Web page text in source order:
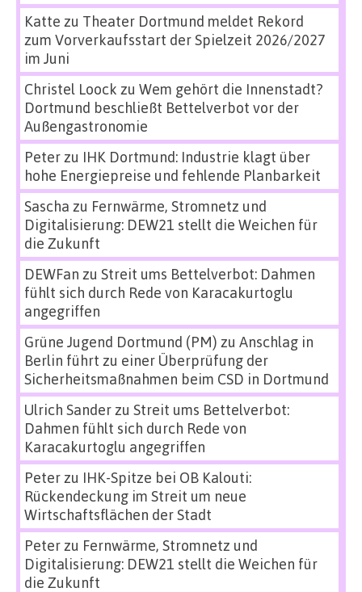
Katte zu Theater Dortmund meldet Rekord
zum Vorverkaufsstart der Spielzeit 2026/2027
im Juni
Christel Loock zu Wem gehört die Innenstadt?
Dortmund beschließt Bettelverbot vor der
Außengastronomie
Peterzu IHK Dortmund: Industrie klagt über
hohe Energiepreise und fehlende Planbarkeit
Sascha zu Fernwärme, Stromnetz und
Digitalisierung: DEW21 stellt die Weichen für
die Zukunft
DEWFan zu Streit ums Bettelverbot: Dahmen
fühlt sich durch Rede von Karacakurtoglu
angegriffen
Grüne Jugend Dortmund (PM) zu Anschlag in
Berlin führt zu einer Überprüfung der
Sicherheitsmaßnahmen beim CSD in Dortmund
Ulrich Sanderzu Streit ums Bettelverbot:
Dahmen fühlt sich durch Rede von
Karacakurtoglu angegriffen
Peterzu IHK-Spitze bei OB Kalouti:
Rückendeckung im Streit um neue
Wirtschaftsflächen der Stadt
Peterzu Fernwärme, Stromnetz und
Digitalisierung: DEW21 stellt die Weichen für
die Zukunft